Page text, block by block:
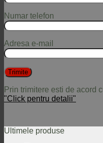
Numar telefon
Adresa e-mail
Prin trimitere esti de acord
"Click pentru detalii"
Ultimele produse